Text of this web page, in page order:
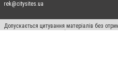
rek@citysites.ua
Допускається цитування матеріалів без
для пошукових систем гіперпосилання на